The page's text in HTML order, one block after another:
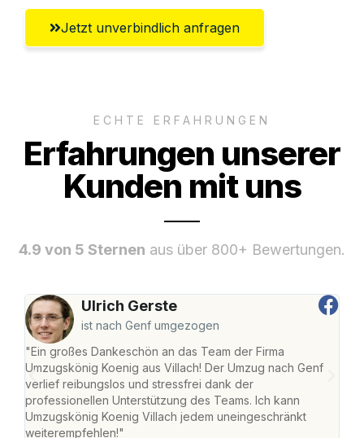
Jetzt unverbindlich anfragen
ECHTE ERFAHRUNGEN
Erfahrungen unserer
Kunden mit uns
4.9 von 5 Sternen aus über 800+ Bewertungen.
Ulrich Gerste
ist nach Genf umgezogen
"Ein großes Dankeschön an das Team der Firma
Umzugskönig Koenig aus Villach! Der Umzug nach Genf
verlief reibungslos und stressfrei dank der
professionellen Unterstützung des Teams. Ich kann
Umzugskönig Koenig Villach jedem uneingeschränkt
weiterempfehlen!"